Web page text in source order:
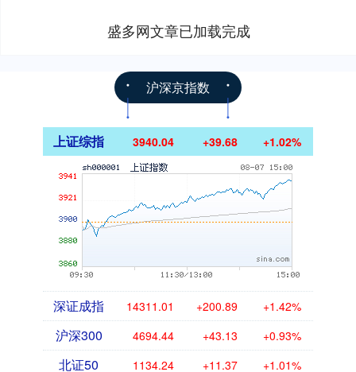
盛多网文章已加载完成
沪深京指数
上证综指 3940.04 +39.68 +1.02%
深证成指 14311.01 +200.89 +1.42%
沪深300 4694.44 +43.13 +0.93%
北证50 1134.24 +11.37 +1.01%